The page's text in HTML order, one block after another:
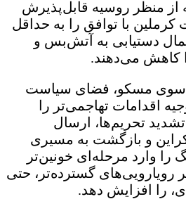
منظر روسیه قابل‌پذیرش
کرملین با توافق را به حداقل
دستیابی به آتش‌بس و
کاهش می‌دهند.
سوی مسکو، فضای سیاست
اقدامات تهاجمی‌تر را
تحریم‌ها، ارسال
و بازگشت به مسیری
را وارد مرحله‌ای خونین‌تر
رویارویی‌های گسترده‌تر، حتی
را افزایش دهد.